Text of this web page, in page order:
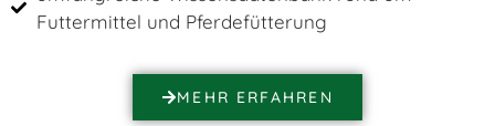
Futtermittel und Pferdefütterung
MEHR ERFAHREN